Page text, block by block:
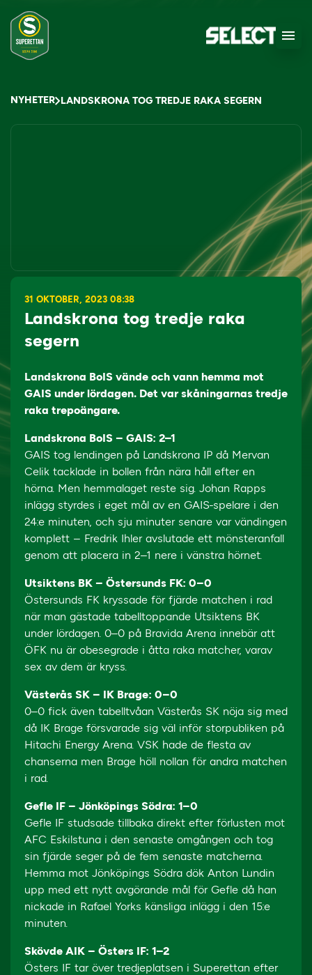
NYHETER LANDSKRONA TOG TREDJE RAKA SEGERN
31 OKTOBER, 2023 08:38
Landskrona tog tredje raka
segern
Landskrona BoIS vände och vann hemma mot
GAIS under lördagen. Det var skåningarnas tredje
raka trepoängare.
Landskrona BoIS – GAIS: 2–1
GAIS tog lendingen på Landskrona IP då Mervan
Celik tacklade in bollen från nära håll efter en
hörna. Men hemmalaget reste sig. Johan Rapps
inlägg styrdes i eget mål av en GAIS-spelare i den
24:e minuten, och sju minuter senare var vändingen
komplett – Fredrik Ihler avslutade ett mönsteranfall
genom att placera in 2–1 nere i vänstra hörnet.
Utsiktens BK – Östersunds FK: 0–0
Östersunds FK kryssade för fjärde matchen i rad
när man gästade tabelltoppande Utsiktens BK
under lördagen. 0–0 på Bravida Arena innebär att
ÖFK nu är obesegrade i åtta raka matcher, varav
sex av dem är kryss.
Västerås SK – IK Brage: 0–0
0–0 fick även tabelltvåan Västerås SK nöja sig med
då IK Brage försvarade sig väl inför storpubliken på
Hitachi Energy Arena. VSK hade de flesta av
chanserna men Brage höll nollan för andra matchen
i rad.
Gefle IF – Jönköpings Södra: 1–0
Gefle IF studsade tillbaka direkt efter förlusten mot
AFC Eskilstuna i den senaste omgången och tog
sin fjärde seger på de fem senaste matcherna.
Hemma mot Jönköpings Södra dök Anton Lundin
upp med ett nytt avgörande mål för Gefle då han
nickade in Rafael Yorks känsliga inlägg i den 15:e
minuten.
Skövde AIK – Östers IF: 1–2
Östers IF tar över tredjeplatsen i Superettan efter